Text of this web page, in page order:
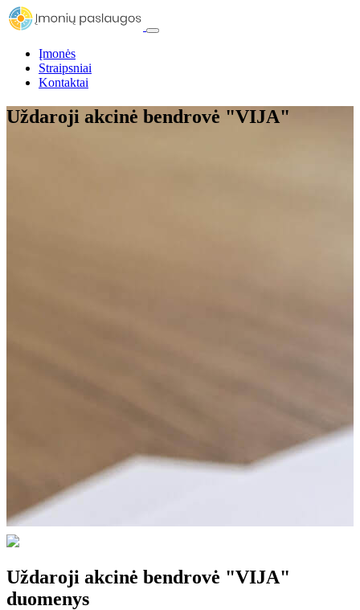
Įmonės
Straipsniai
Kontaktai
Uždaroji akcinė bendrovė "VIJA"
Uždaroji akcinė bendrovė "VIJA"
duomenys